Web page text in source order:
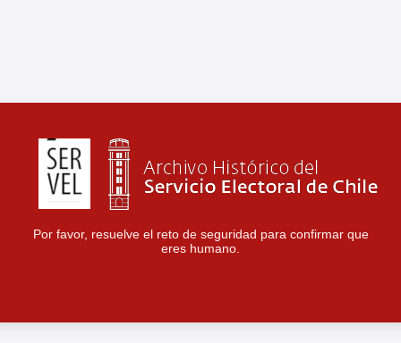
Por favor, resuelve el reto de seguridad para confirmar que
eres humano.